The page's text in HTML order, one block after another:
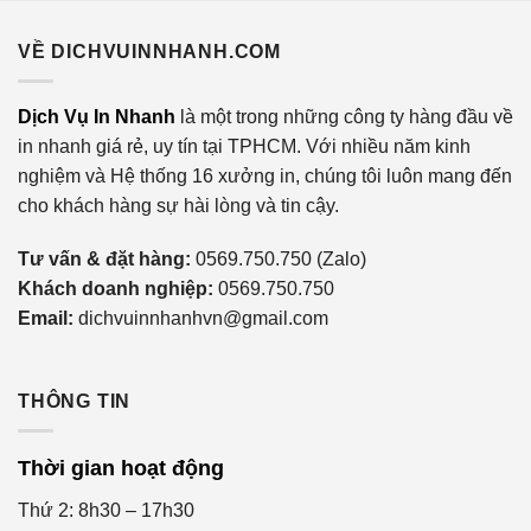
Quá trình thiết kế Catalogue chuyên nghiệp
phải là chuyên gia thiết kế. Với các bước chi tiết dưới đây,
bạn có thể tự thực hiện tới 90% công việc và sở hữu một
sản phẩm đáng tự hào. Hãy bắt đầu nào!
VỀ DICHVUINNHANH.COM
Dịch Vụ In Nhanh là một trong những công ty hàng đầu về
in nhanh giá rẻ, uy tín tại TPHCM. Với nhiều năm kinh
nghiệm và Hệ thống 16 xưởng in, chúng tôi luôn mang đến
cho khách hàng sự hài lòng và tin cậy.
Tư vấn & đặt hàng: 0569.750.750 (Zalo)
Khách doanh nghiệp: 0569.750.750
Email: dichvuinnhanhvn@gmail.com
THÔNG TIN
Thời gian hoạt động
Thứ 2: 8h30 – 17h30